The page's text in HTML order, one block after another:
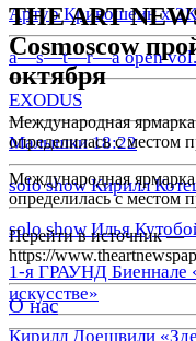
Артур Кривошеин х
a—s—t—r—a open
EXODUS
Малышки 18:22
solo show Кирилл
solo show Илья
1-я ГРАУНД Биеннале
искусстве»
Кирилл Доешвили
THE ART
Cosmoscow
октября
Международная
определилась с местом
Международная ярмарка
определилась с местом
Перейти в источник—
https://
О нас